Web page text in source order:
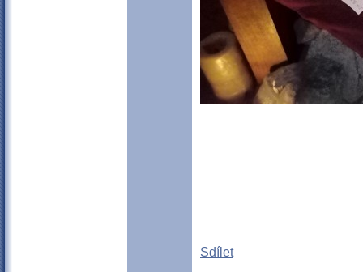
Sdílet